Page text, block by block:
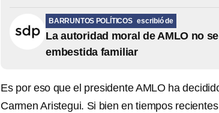
BARRUNTOS POLÍTICOS escribió de
La autoridad moral de AMLO no
embestida familiar
Es por eso que el presidente AMLO ha
Carmen Aristegui. Si bien en tiempos